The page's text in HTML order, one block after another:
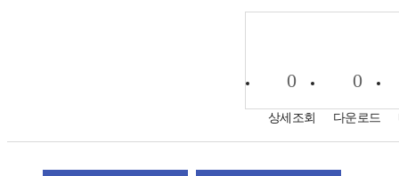
0
상세조회
0
다운로드